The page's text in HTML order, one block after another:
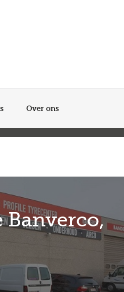
Over ons